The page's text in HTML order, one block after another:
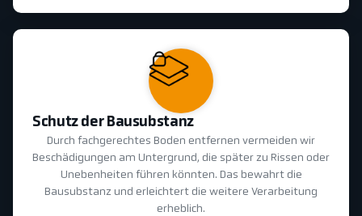
Schutz der Bausubstanz
Durch fachgerechtes Boden entfernen vermeiden wir
Beschädigungen am Untergrund, die später zu Rissen oder
Unebenheiten führen könnten. Das bewahrt die
Bausubstanz und erleichtert die weitere Verarbeitung
erheblich.